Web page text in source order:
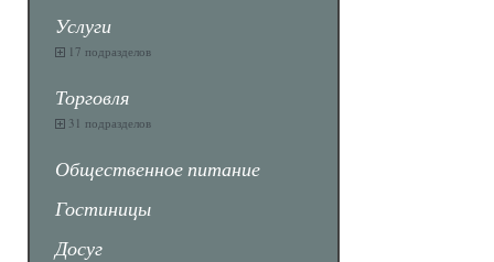
Услуги
17 подразделов
Торговля
31 подразделов
Общественное питание
Гостиницы
Досуг